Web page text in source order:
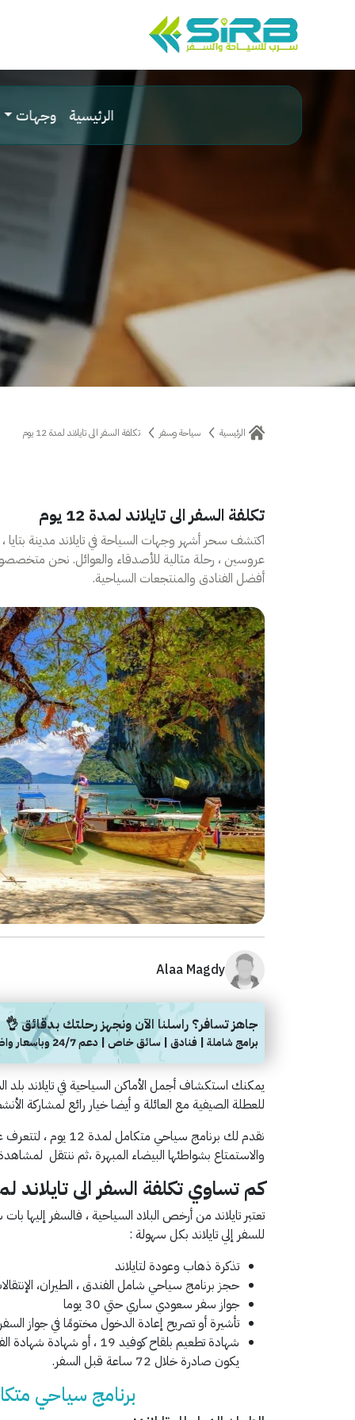
الرئيسية وجهات
الرئيسية سياحة وسفر تكلفة السفر الى تايلاند لمدة 12 يوم
تكلفة السفر الى تايلاند لمدة 12 يوم
اكتشف سحر أشهر وجهات السياحة في تايلاند مدينة بتايا
عروسين ، رحلة مثالية للأصدقاء والعوائل. نحن
أفضل الفنادق والمنتجعات السياحية.
Alaa Magdy
جاهز تسافر؟ راسلنا الآن ونجهز رحلتك بدقائق 👌
برامج شاملة | فنادق | سائق خاص | دعم 24/7 وباسعار واضحة
يمكنك استكشاف أجمل الأماكن السياحية في تايلاند
للعطلة الصيفية مع العائلة و أيضا خيار رائع لمشاركة
نقدم لك برنامج
والاستمتاع بشواطئها البيضاء المبهرة ،ثم ننتقل
كم تساوي تكلفة السفر الى تايلاند لمدة 12
تعتبر تايلاند من أرخص البلاد السياحية ، فالسفر إليها
للسفر إلي تايلاند بكل سهولة :
تذكرة ذهاب وعودة لتايلاند
حجز برنامج سياحي شامل الفندق ، الطيران،
جواز سفر سعودي ساري حتي 30 يوما
تأشيرة أو تصريح إعادة الدخول مختومًا في جواز
يكون صادرة خلال 72 ساعة قبل السفر.
برنامج سياحي